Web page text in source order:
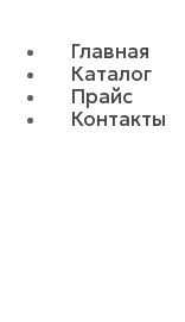
Главная
Каталог
Прайс
Контакты